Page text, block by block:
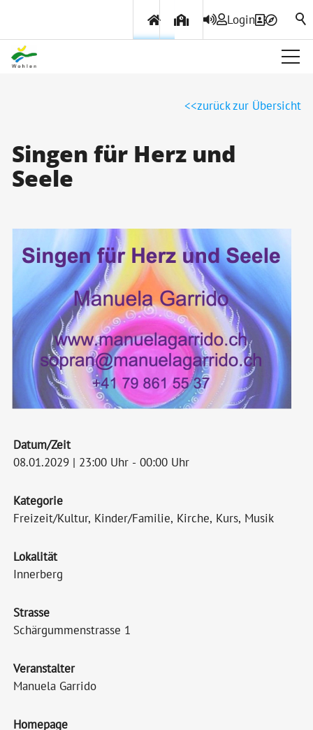
Login
Politik & Verwaltung
Themen & Services
zurück zur Übersicht
Singen für Herz und
Seele
Datum/Zeit
08.01.2029 | 23:00 Uhr - 00:00 Uhr
Kategorie
Freizeit/Kultur, Kinder/Familie, Kirche, Kurs, Musik
Lokalität
Innerberg
Strasse
Schärgummenstrasse 1
Veranstalter
Manuela Garrido
Homepage